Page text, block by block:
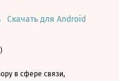
Скачать для Android
в сфере связи,